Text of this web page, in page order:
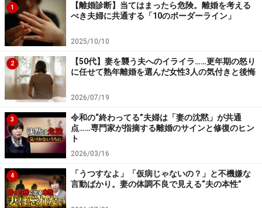
うですね。ビジネスまでは無理にしても…。学校でも通
って見ようかしら？ 」。
それからのＳ美さんは見違えるように元気に。ビーズア
クセサリー制作講座では、同年代の人が多くお友だちが
沢山できました。方向性が同じ人たちの集まりなので、
ランチをしたり一緒に制作をしたり、急にＳ美さんの生
活は活気づいていきました。
それまで悶々として、夫はどうして自分の理想とはかけ
離れているのかしら？と、そんなことで頭がいっぱいだ
ったのに、次はどんなアクセサリーをどんな色遣いで作
ろうか？ ということで毎日がウキウキワクワクしたも
1
【離婚診断】当てはまったら危険。離婚を考える
べき夫婦に共通する「10のボーダーライン」
2025/10/10
2
【50代】妻を襲う夫へのイライラ……更年期の怒り
に任せて熟年離婚を選んだ女性3人の気付きと後悔
2026/07/19
3
令和の“終わってる”夫婦は「妻の沈黙」が共通
点……専門家が指摘する離婚のサインと修復のヒン
ト
2026/03/16
4
「うつすなよ」「仮病じゃないの？」と不機嫌な
言動ばかり。妻の体調不良で見える“夫の本性”